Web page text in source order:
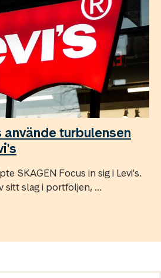
använde turbulensen
SKAGEN Focus in sig i Levi's.
sitt slag i portföljen, ...